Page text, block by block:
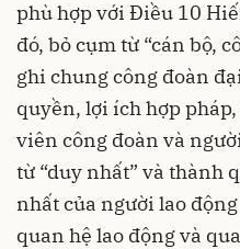
phù hợp với Điều 10
đó, bỏ cụm từ “cán bộ,
ghi chung công đoàn
quyền, lợi ích hợp
viên công đoàn và
từ “duy nhất” và thành
nhất của người lao
quan hệ lao động và